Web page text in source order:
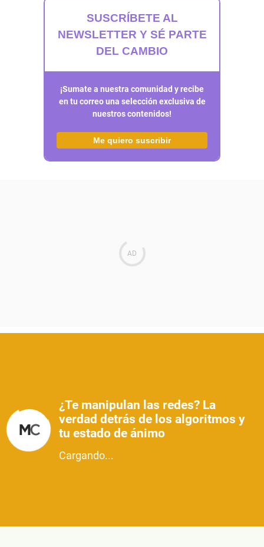
SUSCRÍBETE AL
NEWSLETTER Y SÉ PARTE
DEL CAMBIO
¡Sumate a nuestra comunidad y recibe
en tu correo una selección exclusiva de
nuestros contenidos!
Me quiero suscribir
¿Te manipulan las redes? La
verdad detrás de los algoritmos y
tu estado de ánimo
Cargando...